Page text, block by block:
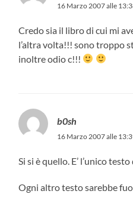
16 Marzo 2007 alle
Credo sia il libro di cui mi
l’altra volta!!! sono troppo
inoltre odio c!!!
b0sh
16 Marzo 2007 alle
Si si è quello. E’ l’unico testo
Ogni altro testo sarebbe